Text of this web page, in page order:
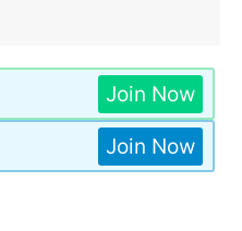
Join Now
Join Now